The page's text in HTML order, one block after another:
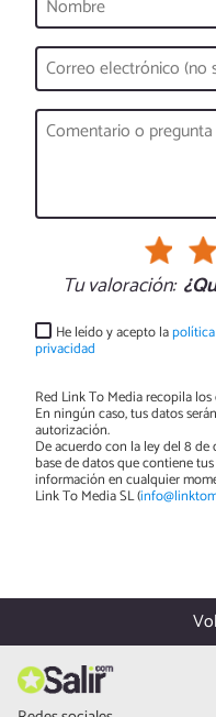
Tu valoración:
He leído y acepto la
privacidad
Red Link To Media recopila
En ningún caso, tus datos
autorización.
De acuerdo con la ley del 8 de
base de datos que contiene
información en cualquier
Link To Media SL (